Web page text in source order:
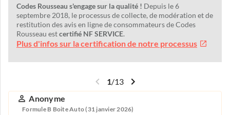
Codes Rousseau s'engage sur la qualité ! Depuis le 6
septembre 2018, le processus de collecte, de modération et de
restitution des avis en ligne de consommateurs de Codes
Rousseau estcertifié NF SERVICE.
Plus d'infos sur la certification de notre processus
1/13
Anonyme
Formule B Boite Auto (31 janvier 2026)